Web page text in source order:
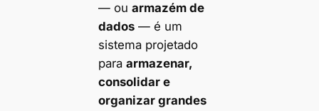
— ou armazém de
dados— é um
sistema projetado
para armazenar,
consolidar e
organizar grandes